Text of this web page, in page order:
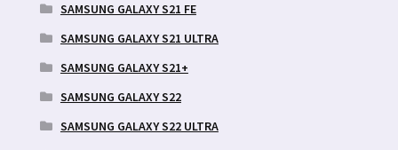
SAMSUNG GALAXY S21 FE
SAMSUNG GALAXY S21 ULTRA
SAMSUNG GALAXY S21+
SAMSUNG GALAXY S22
SAMSUNG GALAXY S22 ULTRA